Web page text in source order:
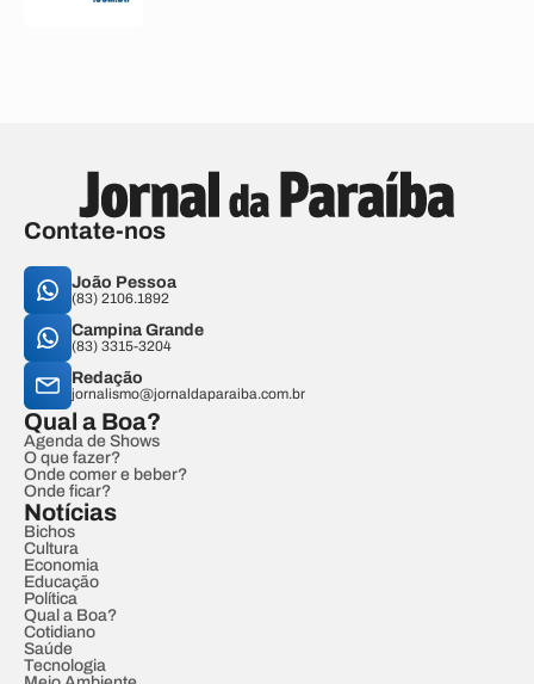
Contate-nos
João Pessoa
(83) 2106.1892
Campina Grande
(83) 3315-3204
Redação
jornalismo@jornaldaparaiba.com.br
Qual a Boa?
Agenda de Shows
O que fazer?
Onde comer e beber?
Onde ficar?
Notícias
Bichos
Cultura
Economia
Educação
Política
Qual a Boa?
Cotidiano
Saúde
Tecnologia